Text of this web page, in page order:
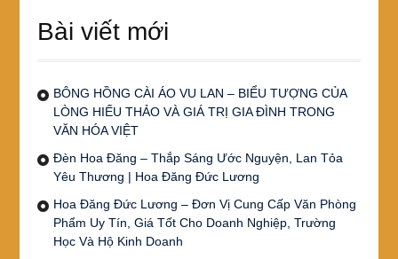
Bài viết mới
BÔNG HỒNG CÀI ÁO VU LAN – BIỂU TƯỢNG CỦA
LÒNG HIẾU THẢO VÀ GIÁ TRỊ GIA ĐÌNH TRONG
VĂN HÓA VIỆT
Đèn Hoa Đăng – Thắp Sáng Ước Nguyện, Lan Tỏa
Yêu Thương | Hoa Đăng Đức Lương
Hoa Đăng Đức Lương – Đơn Vị Cung Cấp Văn Phòng
Phẩm Uy Tín, Giá Tốt Cho Doanh Nghiệp, Trường
Học Và Hộ Kinh Doanh